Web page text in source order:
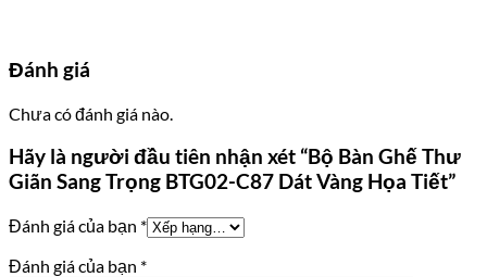
Đánh giá
Chưa có đánh giá nào.
Hãy là người đầu tiên nhận xét “Bộ Bàn Ghế Thư
Giãn Sang Trọng BTG02-C87 Dát Vàng Họa Tiết”
Đánh giá của bạn *
Đánh giá của bạn *